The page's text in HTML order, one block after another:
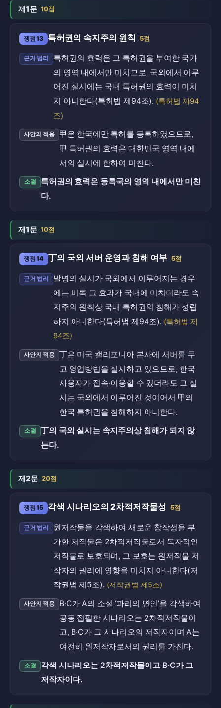
제1문 10점
쟁점 13 특허권의 속지주의 원칙 5점
근거 법리
특허권의 효력은 그 특허권을 부여한 국가
의 영역 내에서만 미치므로, 국외에서 이루
어진 실시에는 국내 특허권의 효력이 미치
지 아니한다(특허법 제94조). (특허법 제94
조)
사안의 적용
甲은 한국에만 특허를 등록하였으므로,
甲 특허권의 효력은 대한민국 영역 내에
서의 실시에 한하여 미친다.
소결
특허권의 효력은 등록국의 영역 내에서만 미친
다.
제1문 10점
쟁점 14 丁의 국외 서버 운영과 침해 여부 5점
근거 법리
발명의 실시가 국외에서 이루어지는 경우
에는 비록 그 효과가 국내에 미치더라도 속
지주의 원칙상 국내 특허권의 침해가 성립
하지 아니한다(특허법 제94조). (특허법 제
94조)
사안의 적용
丁은 미국 캘리포니아 본사에 서버를 두
고 영업방법을 실시하고 있으므로, 한국
사용자가 접속·이용할 수 있더라도 그 실
시는 국외에서 이루어진 것이어서 甲의
한국 특허권을 침해하지 아니한다.
소결
丁의 국외 실시는 속지주의상 침해가 되지 않
는다.
제2문 20점
쟁점 15 각색 시나리오의 2차적저작물성 5점
근거 법리
원저작물을 각색하여 새로운 창작성을 부
가한 저작물은 2차적저작물로서 독자적인
저작물로 보호되며, 그 보호는 원저작물 저
작자의 권리에 영향을 미치지 아니한다(저
작권법 제5조). (저작권법 제5조)
사안의 적용
B·C가 A의 소설 ‘파리의 연인’을 각색하여
공동 집필한 시나리오는 2차적저작물이
고, B·C가 그 시나리오의 저작자이며 A는
여전히 원저작자로서의 권리를 가진다.
소결
각색 시나리오는 2차적저작물이고 B·C가 그
저작자이다.